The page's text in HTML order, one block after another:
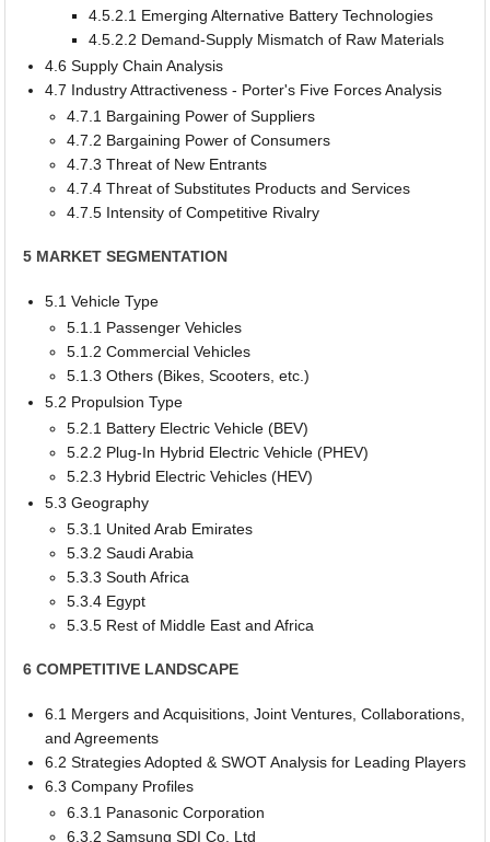
4.5.2.1 Emerging Alternative Battery Technologies
4.5.2.2 Demand-Supply Mismatch of Raw Materials
4.6 Supply Chain Analysis
4.7 Industry Attractiveness - Porter's Five Forces Analysis
4.7.1 Bargaining Power of Suppliers
4.7.2 Bargaining Power of Consumers
4.7.3 Threat of New Entrants
4.7.4 Threat of Substitutes Products and Services
4.7.5 Intensity of Competitive Rivalry
5 MARKET SEGMENTATION
5.1 Vehicle Type
5.1.1 Passenger Vehicles
5.1.2 Commercial Vehicles
5.1.3 Others (Bikes, Scooters, etc.)
5.2 Propulsion Type
5.2.1 Battery Electric Vehicle (BEV)
5.2.2 Plug-In Hybrid Electric Vehicle (PHEV)
5.2.3 Hybrid Electric Vehicles (HEV)
5.3 Geography
5.3.1 United Arab Emirates
5.3.2 Saudi Arabia
5.3.3 South Africa
5.3.4 Egypt
5.3.5 Rest of Middle East and Africa
6 COMPETITIVE LANDSCAPE
6.1 Mergers and Acquisitions, Joint Ventures, Collaborations,
and Agreements
6.2 Strategies Adopted & SWOT Analysis for Leading Players
6.3 Company Profiles
6.3.1 Panasonic Corporation
6.3.2 Samsung SDI Co. Ltd